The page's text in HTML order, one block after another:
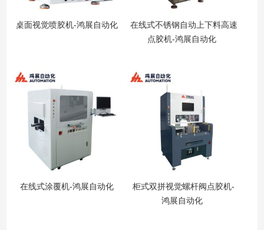
桌面视觉喷胶机-鸿展自动化
在线式不锈钢自动上下料高速
点胶机-鸿展自动化
在线式涂覆机-鸿展自动化
柜式双拼视觉螺杆阀点胶机-
鸿展自动化